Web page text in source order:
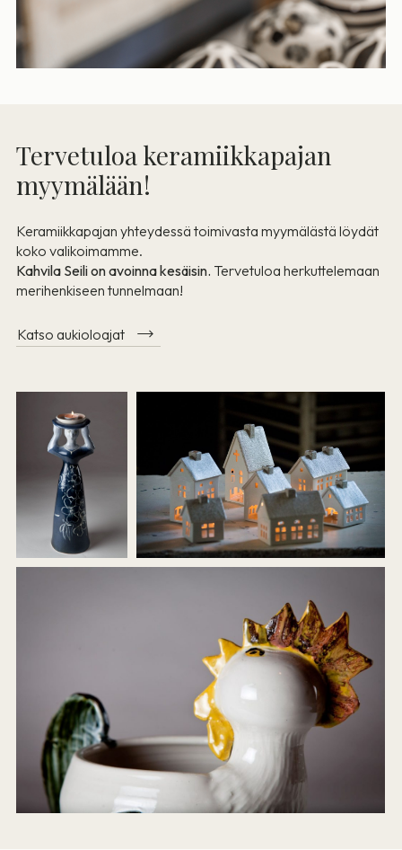
Tervetuloa keramiikkapajan
myymälään!
Keramiikkapajan yhteydessä toimivasta myymälästä löydät
koko valikoimamme.
Kahvila Seili on avoinna kesäisin. Tervetuloa herkuttelemaan
merihenkiseen tunnelmaan!
Katso aukioloajat